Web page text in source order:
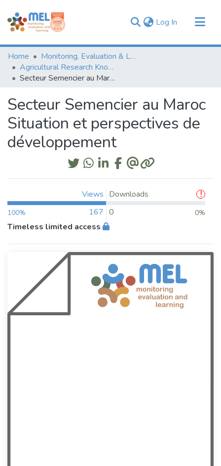
Log In (current)
Communities & Collections
Browse
Statistics
Home
Monitoring, Evaluation & Learning Repository
Agricultural Research Knowledge
Secteur Semencier au Maroc Situation et perspectives de développement
Secteur Semencier au Maroc
Situation et perspectives de
développement
Views
100% 167
Downloads
0
0%
Timeless limited access